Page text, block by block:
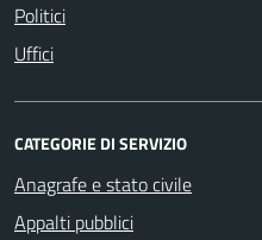
Politici
Uffici
CATEGORIE DI SERVIZIO
Anagrafe e stato civile
Appalti pubblici